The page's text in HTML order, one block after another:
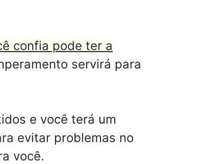
confia pode ter a
servirá para
e você terá um
evitar problemas no
você.